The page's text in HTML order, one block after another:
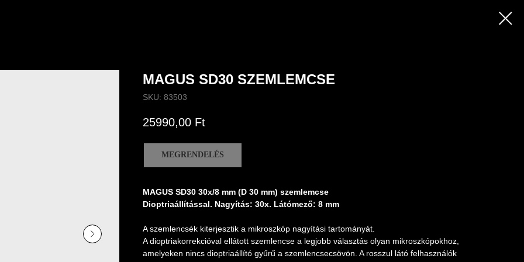
MAGUS SD30 SZEMLEMCSE
SKU: 83503
25990,00 Ft
MEGRENDELÉS
MAGUS SD30 30х/8 mm (D 30 mm) szemlemcse
Dioptriaállítással. Nagyítás: 30x. Látómező: 8 mm
A szemlencsék kiterjesztik a mikroszkóp nagyítási tartományát.
A dioptriakorrekcióval ellátott szemlencse a legjobb választás olyan mikroszkópokhoz,
amelyeken nincs dioptriaállító gyűrű a szemlencsecsövön. A rosszul látó felhasználók